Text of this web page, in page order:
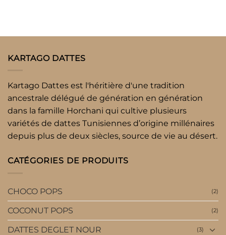
KARTAGO DATTES
Kartago Dattes est l'héritière d'une tradition
ancestrale délégué de génération en génération
dans la famille Horchani qui cultive plusieurs
variétés de dattes Tunisiennes d’origine millénaires
depuis plus de deux siècles, source de vie au désert.
CATÉGORIES DE PRODUITS
CHOCO POPS (2)
COCONUT POPS (2)
DATTES DEGLET NOUR (3)